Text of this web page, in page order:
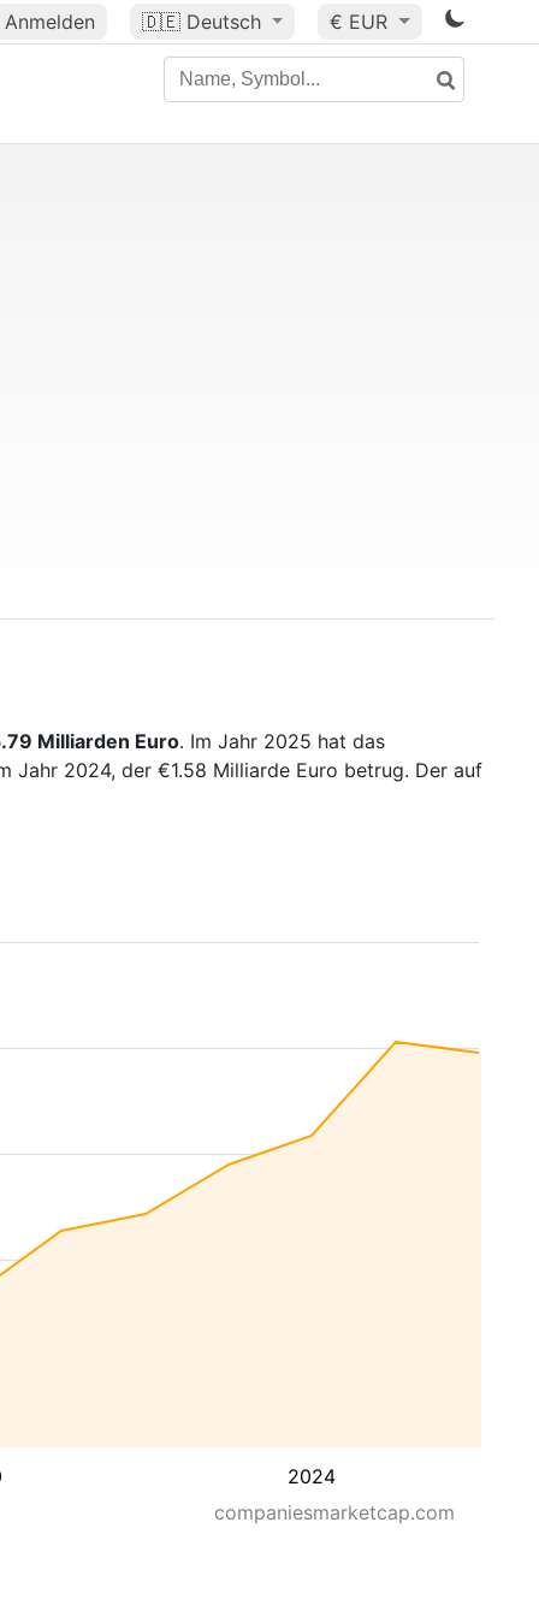
Anmelden 🇩🇪 Deutsch € EUR
Milliarden Euro. Im Jahr 2025 hat das
Jahr 2024, der €1.58 Milliarde Euro betrug. Der auf
2024
companiesmarketcap.com